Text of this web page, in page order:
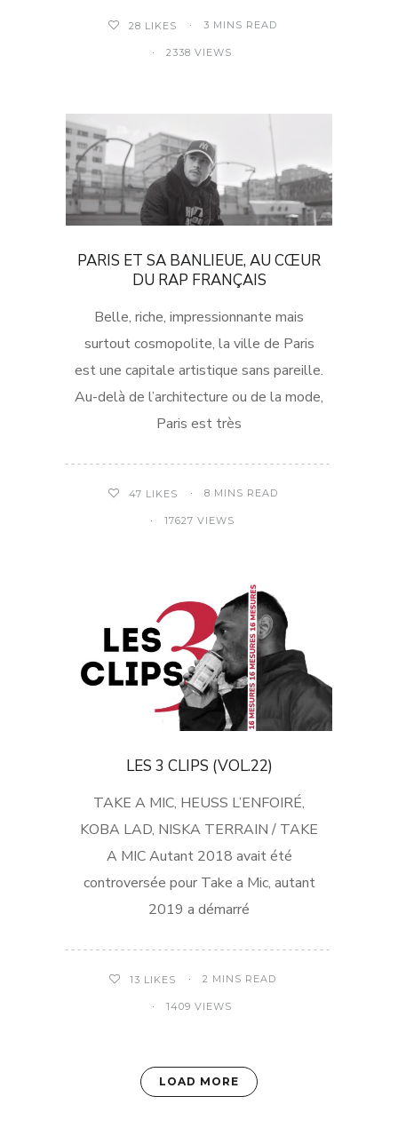
28 LIKES 3 MINS READ
2338 VIEWS
PARIS ET SA BANLIEUE, AU CŒUR
DU RAP FRANÇAIS
Belle, riche, impressionnante mais
surtout cosmopolite, la ville de Paris
est une capitale artistique sans pareille.
Au-delà de l’architecture ou de la mode,
Paris est très
47 LIKES 8 MINS READ
17627 VIEWS
LES 3 CLIPS (VOL.22)
TAKE A MIC, HEUSS L’ENFOIRÉ,
KOBA LAD, NISKA TERRAIN / TAKE
A MIC Autant 2018 avait été
controversée pour Take a Mic, autant
2019 a démarré
13 LIKES 2 MINS READ
1409 VIEWS
LOAD MORE